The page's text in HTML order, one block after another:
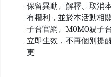
保留異動、解釋、取消
有權利，並於本活動相
子台官網、MOMO親子
立即生效，不再個別提
更